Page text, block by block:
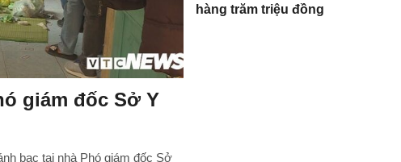
giám đốc Sở Y
bạc tại nhà Phó giám đốc Sở
hàng trăm triệu đồng